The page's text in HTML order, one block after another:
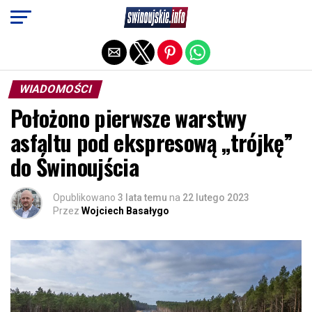
WIADOMOŚCI
Położono pierwsze warstwy
asfaltu pod ekspresową „trójkę”
do Świnoujścia
Opublikowano 3 lata temu na 22 lutego 2023
Przez Wojciech Basałygo
Exit mobile version